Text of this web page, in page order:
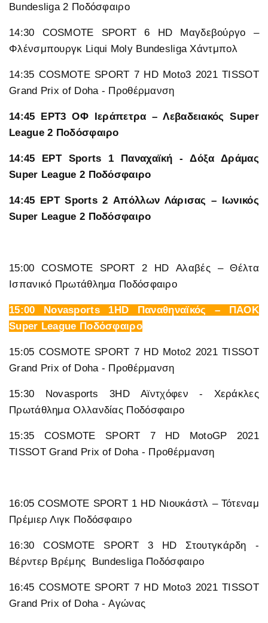
Bundesliga 2 Ποδόσφαιρο
14:30 COSMOTE SPORT 6 HD Μαγδεβούργο –
Φλένσμπουργκ Liqui Moly Bundesliga Χάντμπολ
14:35 COSMOTE SPORT 7 HD Moto3 2021 TISSOT
Grand Prix of Doha - Προθέρμανση
14:45 ΕΡΤ3 ΟΦ Ιεράπετρα – Λεβαδειακός Super
League 2 Ποδόσφαιρο
14:45 ΕΡΤ Sports 1 Παναχαϊκή - Δόξα Δράμας
Super League 2 Ποδόσφαιρο
14:45 ΕΡΤ Sports 2 Απόλλων Λάρισας – Ιωνικός
Super League 2 Ποδόσφαιρο
15:00 COSMOTE SPORT 2 HD Αλαβές – Θέλτα
Ισπανικό Πρωτάθλημα Ποδόσφαιρο
15:00 Novasports 1HD Παναθηναϊκός – ΠΑΟΚ
Super League Ποδόσφαιρο
15:05 COSMOTE SPORT 7 HD Moto2 2021 TISSOT
Grand Prix of Doha - Προθέρμανση
15:30 Novasports 3HD Αϊντχόφεν - Χεράκλες
Πρωτάθλημα Ολλανδίας Ποδόσφαιρο
15:35 COSMOTE SPORT 7 HD MotoGP 2021
TISSOT Grand Prix of Doha - Προθέρμανση
16:05 COSMOTE SPORT 1 HD Νιουκάστλ – Τότεναμ
Πρέμιερ Λιγκ Ποδόσφαιρο
16:30 COSMOTE SPORT 3 HD Στουτγκάρδη -
Βέρντερ Βρέμης Bundesliga Ποδόσφαιρο
16:45 COSMOTE SPORT 7 HD Moto3 2021 TISSOT
Grand Prix of Doha - Αγώνας